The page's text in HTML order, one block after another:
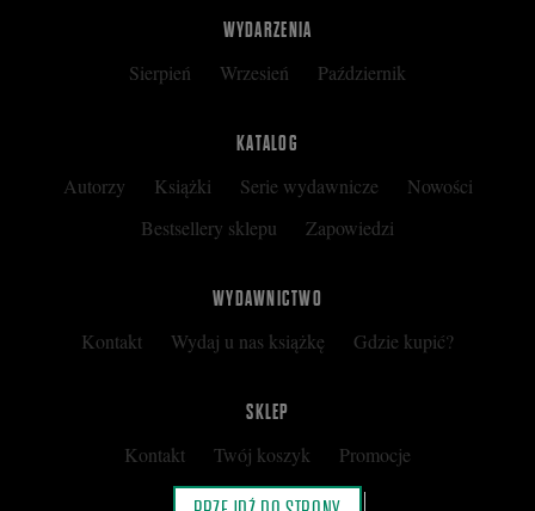
WYDARZENIA
Sierpień Wrzesień Październik
KATALOG
Autorzy Książki Serie wydawnicze
Nowości
Bestsellery sklepu
Zapowiedzi
WYDAWNICTWO
Kontakt Wydaj u nas książkę Gdzie kupić?
SKLEP
Kontakt Twój koszyk
Promocje
Kup kartę podarunkową
Nota prawna